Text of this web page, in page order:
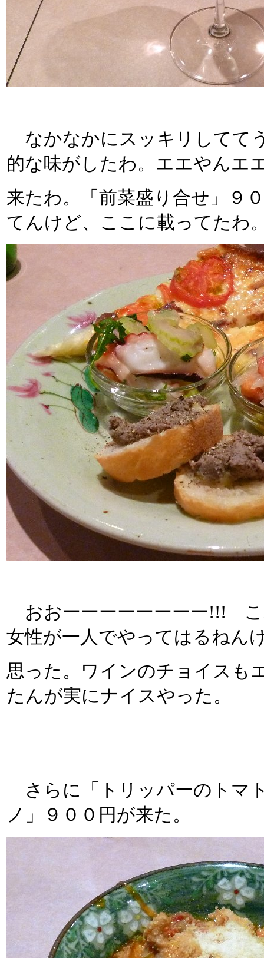
なかなかにスッキリしてて
的な味がしたわ。エエやんエ
来たわ。「前菜盛り合せ」
てんけど、ここに載ってたわ
おおーーーーーーーー!!! こ
女性が一人でやってはるねん
思った。ワインのチョイスも
たんが実にナイスやった。
さらに「トリッパーのトマ
ノ」９００円が来た。